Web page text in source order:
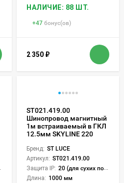
НАЛИЧИЕ: 88 ШТ.
+47 бонус(ов)
2 350 ₽
ST021.419.00
Шинопровод магнитный
1м встраиваемый в ГКЛ
12.5мм SKYLINE 220
Бренд: ST LUCE
Артикул: ST021.419.00
Защита IP: 20 (для сухих пом.)
Длина: 1000 мм